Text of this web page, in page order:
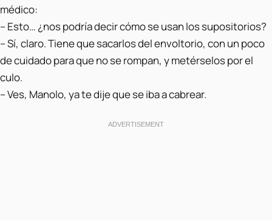
médico:
– Esto… ¿nos podría decir cómo se usan los supositorios?
– Sí, claro. Tiene que sacarlos del envoltorio, con un poco
de cuidado para que no se rompan, y metérselos por el
culo.
– Ves, Manolo, ya te dije que se iba a cabrear.